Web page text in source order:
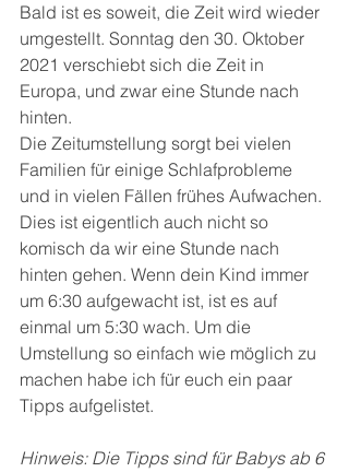
Bald ist es soweit, die Zeit wird wieder
umgestellt. Sonntag den 30. Oktober
2021 verschiebt sich die Zeit in
Europa, und zwar eine Stunde nach
hinten.
Die Zeitumstellung sorgt bei vielen
Familien für einige Schlafprobleme
und in vielen Fällen frühes Aufwachen.
Dies ist eigentlich auch nicht so
komisch da wir eine Stunde nach
hinten gehen. Wenn dein Kind immer
um 6:30 aufgewacht ist, ist es auf
einmal um 5:30 wach. Um die
Umstellung so einfach wie möglich zu
machen habe ich für euch ein paar
Tipps aufgelistet.
Hinweis: Die Tipps sind für Babys ab 6